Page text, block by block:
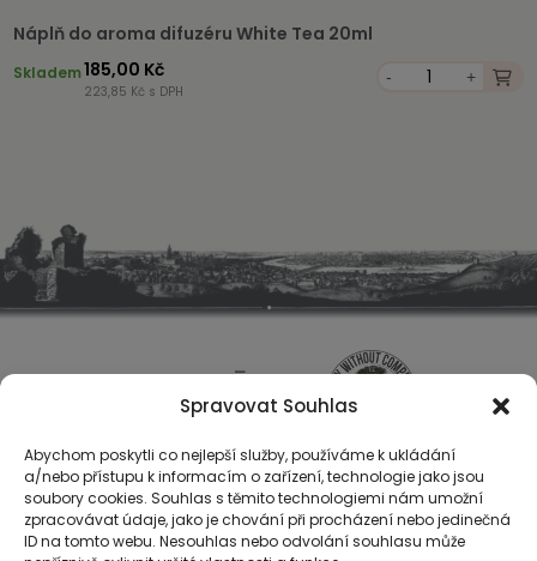
Spravovat Souhlas
Abychom poskytli co nejlepší služby, používáme k ukládání
a/nebo přístupu k informacím o zařízení, technologie jako jsou
soubory cookies. Souhlas s těmito technologiemi nám umožní
zpracovávat údaje, jako je chování při procházení nebo jedinečná
ID na tomto webu. Nesouhlas nebo odvolání souhlasu může
Náplň do aroma difuzéru White Tea 20ml
Skladem185,00 Kč
223,85 Kč s DPH
- +
O nás